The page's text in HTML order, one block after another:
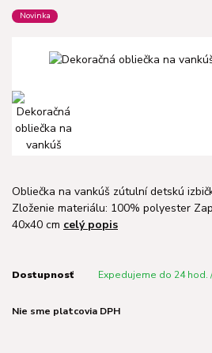
Novinka
Obliečka na vankúš zútulní detskú
Zloženie materiálu: 100% polyester
40x40 cm celý popis
Dostupnosť Expedujeme do 24 hod.
Nie sme platcovia DPH